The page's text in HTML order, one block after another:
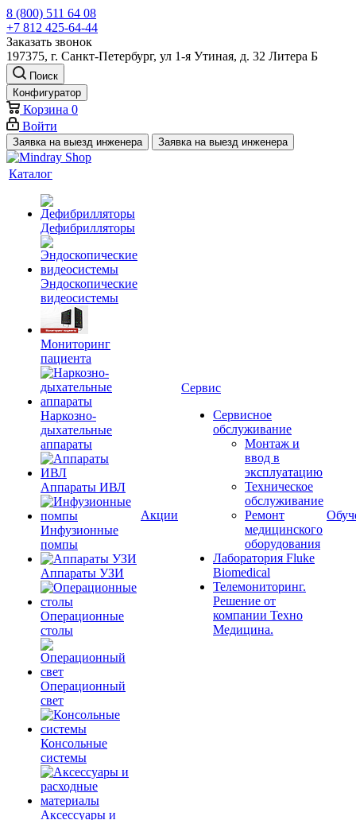
8 (800) 511 64 08
+7 812 425-64-44
Заказать звонок
197375, г. Санкт-Петербург, ул 1-я Утиная, д. 32 Литера Б
Поиск
Конфигуратор
Корзина 0
Войти
Заявка на выезд инженера Заявка на выезд инженера
Каталог
Дефибрилляторы
Эндоскопические
видеосистемы
Мониторинг
пациента
Наркозно-
дыхательные
аппараты
Аппараты ИВЛ
Инфузионные
помпы
Аппараты УЗИ
Операционные
столы
Операционный
свет
Консольные
системы
Аксессуары и
Акции
Сервис
Сервисное
обслуживание
Монтаж и
ввод в
эксплуатацию
Техническое
обслуживание
Ремонт
медицинского
оборудования
Лаборатория Fluke
Biomedical
Телемониторинг.
Решение от
компании Техно
Медицина.